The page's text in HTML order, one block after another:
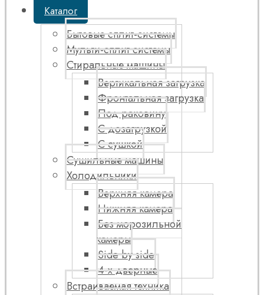
Каталог
Бытовые сплит-системы
Мульти-сплит системы
Стиральные машины
Вертикальная загрузка
Фронтальная загрузка
Под раковину
С дозагрузкой
С сушкой
Сушильные машины
Холодильники
Верхняя камера
Нижняя камера
Без морозильной
камеры
Side by side
4-х дверные
Встраиваемая техника